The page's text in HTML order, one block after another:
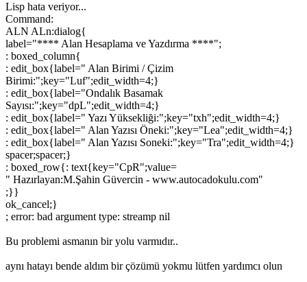
Lisp hata veriyor...
Command:
ALN ALn:dialog{
label="**** Alan Hesaplama ve Yazdırma ****";
: boxed_column{
: edit_box{label=" Alan Birimi / Çizim
Birimi:";key="Luf";edit_width=4;}
: edit_box{label="Ondalık Basamak
Sayısı:";key="dpL";edit_width=4;}
: edit_box{label=" Yazı Yüksekliği:";key="txh";edit_width=4;}
: edit_box{label=" Alan Yazısı Öneki:";key="Lea";edit_width=4;}
: edit_box{label=" Alan Yazısı Soneki:";key="Tra";edit_width=4;}
spacer;spacer;}
: boxed_row{: text{key="CpR";value=
" Hazırlayan:M.Şahin Güvercin - www.autocadokulu.com"
;}}
ok_cancel;}
; error: bad argument type: streamp nil
Bu problemi asmanın bir yolu varmıdır..
aynı hatayı bende aldım bir çözümü yokmu lütfen yardımcı olun